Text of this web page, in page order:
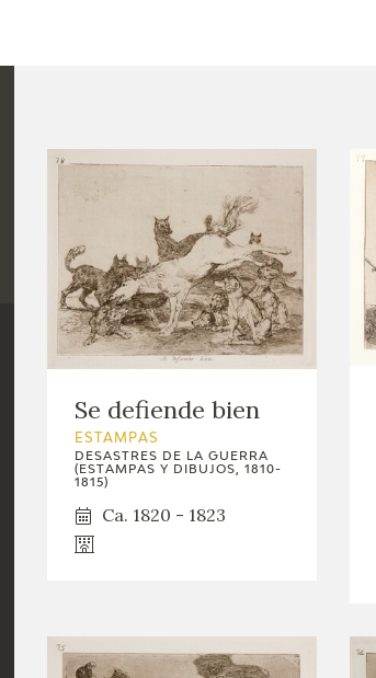
PRENSA
CRONOLOGÍA
EL VIAJE DE GOYA
CATÁLOGO
Se defiende bien
ESTAMPAS
DESASTRES DE LA GUERRA
(ESTAMPAS Y DIBUJOS, 1810-
1815)
Ca. 1820 - 1823